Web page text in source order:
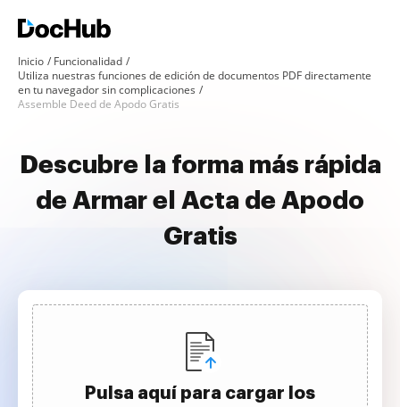
Inicio
Funcionalidad
Utiliza nuestras funciones de edición de documentos PDF directamente
en tu navegador sin complicaciones
Assemble Deed de Apodo Gratis
Descubre la forma más rápida
de Armar el Acta de Apodo
Gratis
Pulsa aquí para cargar los